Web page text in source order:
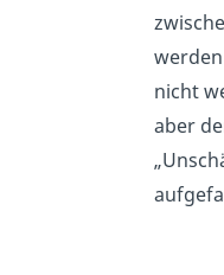
nicht
aber